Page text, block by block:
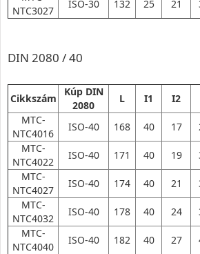
NTC3027
ISO-30 132 25 21
DIN 2080 / 40
Cikkszám
Kúp DIN
2080
L I1 I2
MTC-
NTC4016
ISO-40 168 40 17
MTC-
NTC4022
ISO-40 171 40 19
MTC-
NTC4027
ISO-40 174 40 21
MTC-
NTC4032
ISO-40 178 40 24
MTC-
NTC4040
ISO-40 182 40 27